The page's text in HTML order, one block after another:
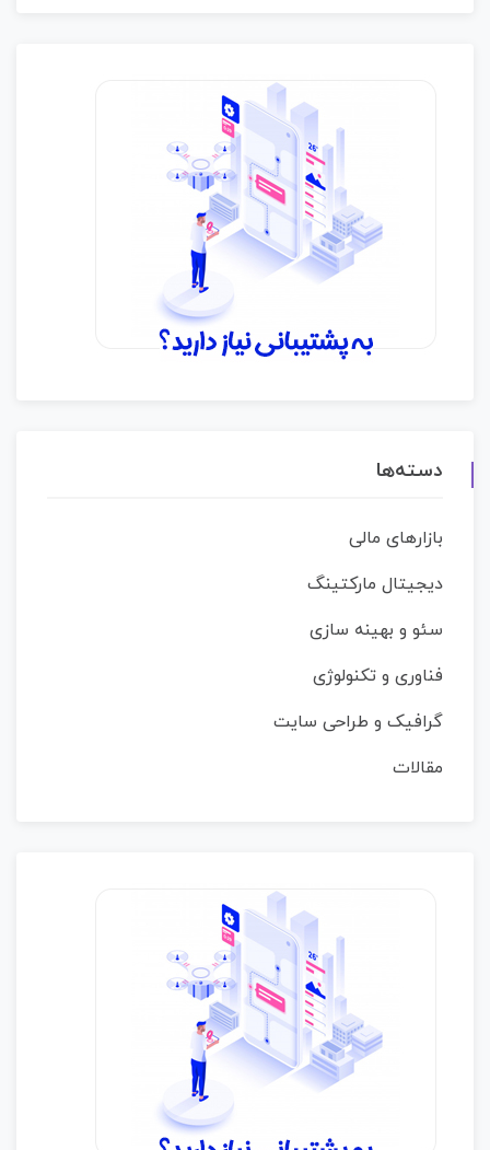
دسته‌ها
بازارهای مالی
دیجیتال مارکتینگ
سئو و بهینه سازی
فناوری و تکنولوژی
گرافیک و طراحی سایت
مقالات